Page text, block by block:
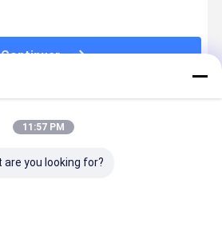
Continuer
11:57 PM
are you looking for?